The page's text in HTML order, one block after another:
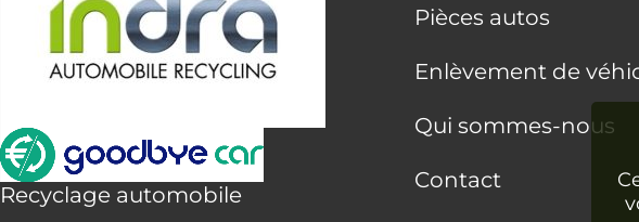
Recyclage automobile
Pièces autos
Enlèvement de
Qui sommes-nous
Contact